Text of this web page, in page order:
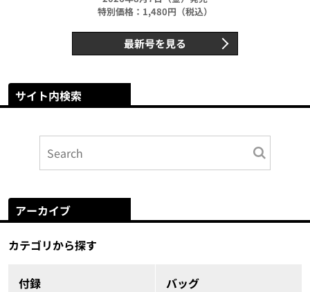
特別価格：1,480円（税込）
最新号を見る
サイト内検索
アーカイブ
カテゴリから探す
付録 バッグ